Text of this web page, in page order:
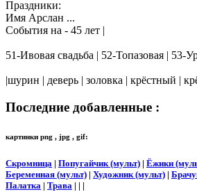
Праздники:
Имя Арслан ...
События на - 45 лет |
51-Ивовая свадьба | 52-Топазовая | 53-
|шурин | деверь | золовка | крёстный |
Последние добавленные :
картинки png , jpg , gif:
Скромница | Попугайчик (мульт) | Ёжики
Беременная (мульт) | Художник (мульт) |
Палатка | Трава | | |